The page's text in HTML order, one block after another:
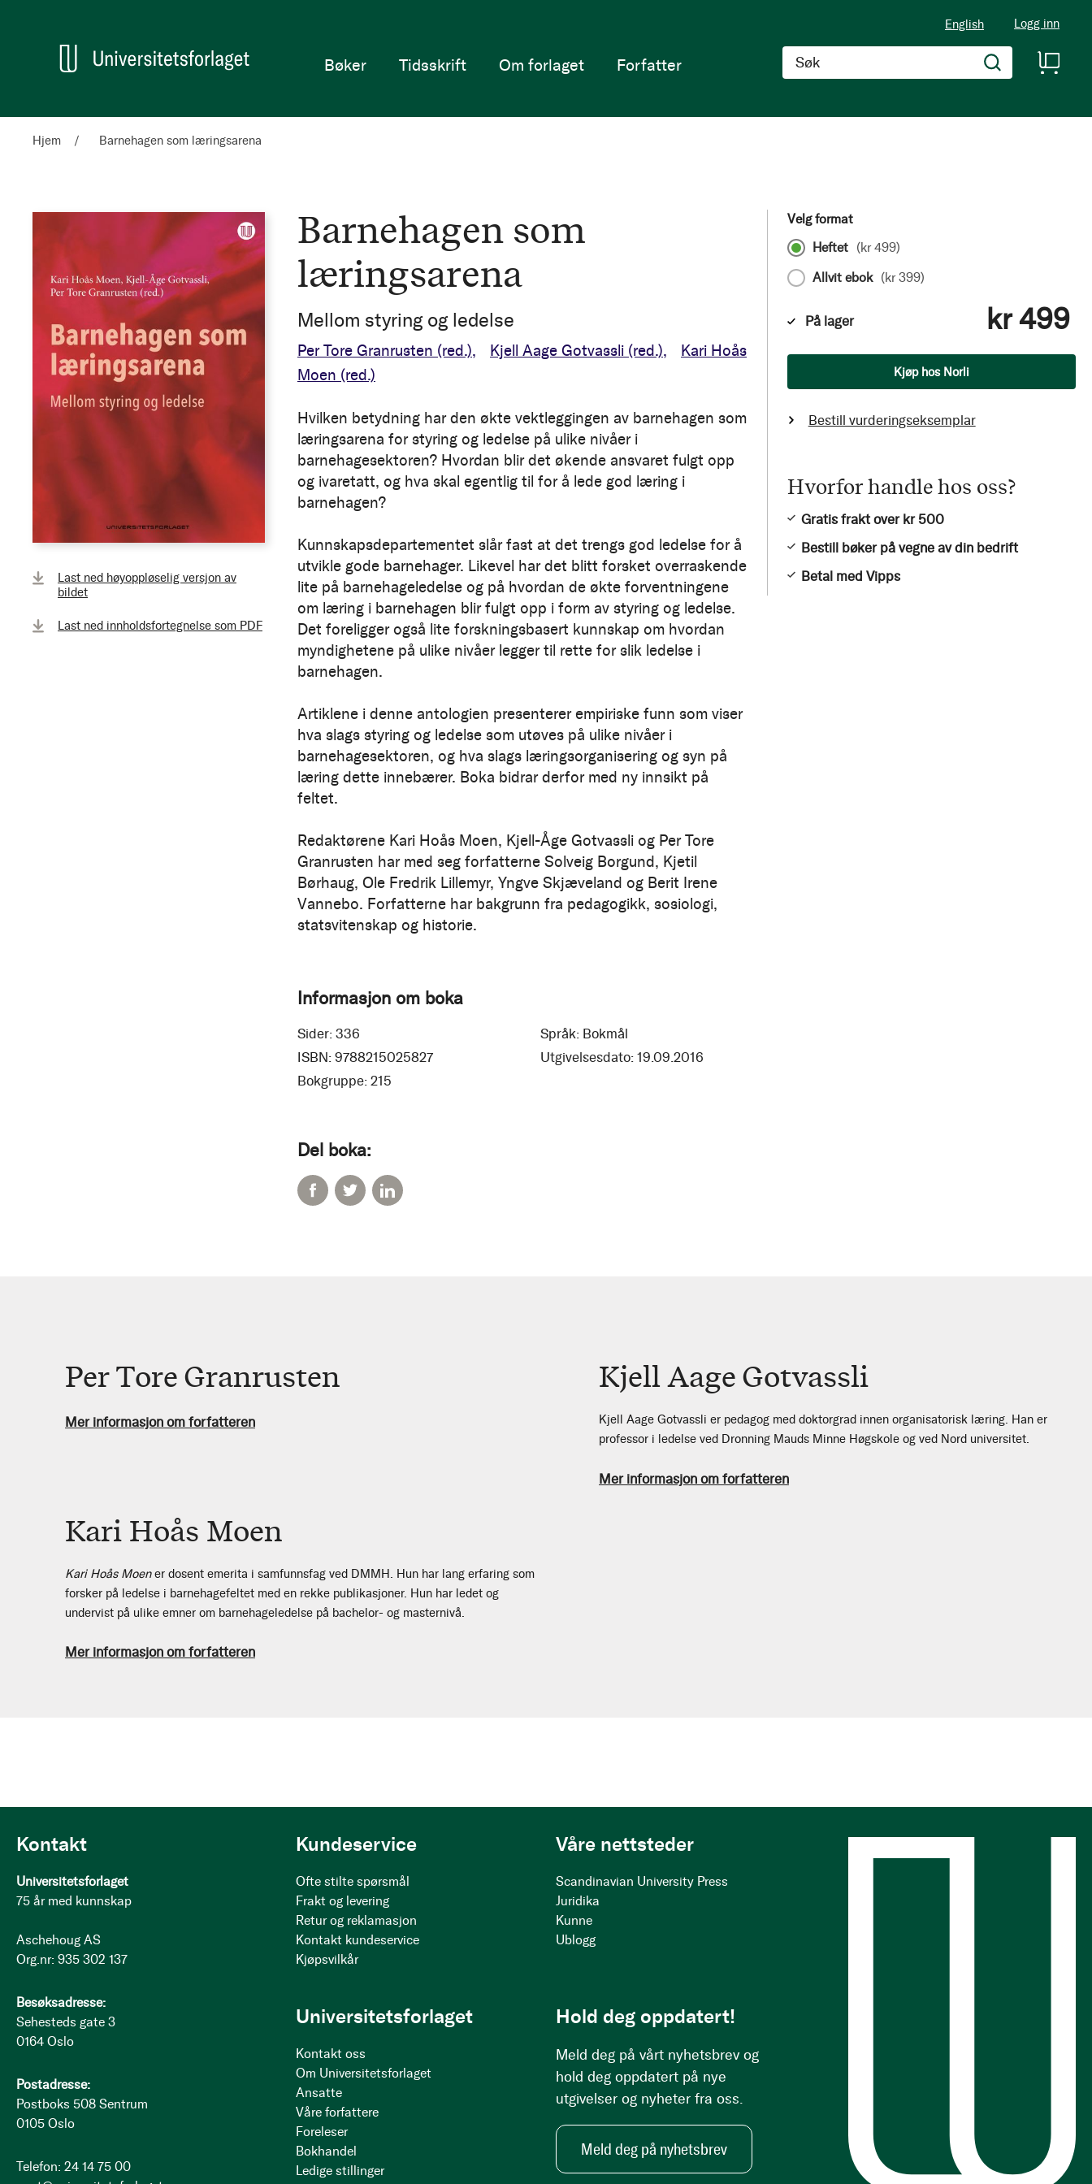
English Logg inn
Søk
Hjem
Bøker Tidsskrift Om forlaget Forfatter
Hjem Barnehagen som læringsarena
Last ned høyoppløselig versjon av
bildet
Last ned innholdsfortegnelse som PDF
Barnehagen som
læringsarena
Mellom styring og ledelse
Per Tore Granrusten (red.) Kjell Aage Gotvassli (red.)
Kari Hoås
Moen (red.)
Hvilken betydning har den økte vektleggingen av barnehagen som
læringsarena for styring og ledelse på ulike nivåer i
barnehagesektoren? Hvordan blir det økende ansvaret fulgt opp
og ivaretatt, og hva skal egentlig til for å lede god læring i
barnehagen?
Kunnskapsdepartementet slår fast at det trengs god ledelse for å
utvikle gode barnehager. Likevel har det blitt forsket overraskende
lite på barnehageledelse og på hvordan de økte forventningene
om læring i barnehagen blir fulgt opp i form av styring og ledelse.
Det foreligger også lite forskningsbasert kunnskap om hvordan
myndighetene på ulike nivåer legger til rette for slik ledelse i
barnehagen.
Artiklene i denne antologien presenterer empiriske funn som viser
hva slags styring og ledelse som utøves på ulike nivåer i
barnehagesektoren, og hva slags læringsorganisering og syn på
læring dette innebærer. Boka bidrar derfor med ny innsikt på
feltet.
Redaktørene Kari Hoås Moen, Kjell-Åge Gotvassli og Per Tore
Granrusten har med seg forfatterne Solveig Borgund, Kjetil
Børhaug, Ole Fredrik Lillemyr, Yngve Skjæveland og Berit Irene
Vannebo. Forfatterne har bakgrunn fra pedagogikk, sosiologi,
statsvitenskap og historie.
Informasjon om boka
Sider: 336 Språk: Bokmål
ISBN: 9788215025827 Utgivelsesdato: 19.09.2016
Bokgruppe: 215
Del boka:
Velg format
Heftet (kr 499)
Allvit ebok (kr 399)
På lager kr 499
Kjøp hos Norli
Bestill vurderingseksemplar
Hvorfor handle hos oss?
Gratis frakt over kr 500
Bestill bøker på vegne av din bedrift
Betal med Vipps
Per Tore Granrusten
Mer informasjon om forfatteren
Kjell Aage Gotvassli
Kjell Aage Gotvassli er pedagog med doktorgrad innen organisatorisk læring. Han er
professor i ledelse ved Dronning Mauds Minne Høgskole og ved Nord universitet.
Mer informasjon om forfatteren
Kari Hoås Moen
Kari Hoås Moener dosent emerita i samfunnsfag ved DMMH. Hun har lang erfaring som
forsker på ledelse i barnehagefeltet med en rekke publikasjoner. Hun har ledet og
undervist på ulike emner om barnehageledelse på bachelor- og masternivå.
Mer informasjon om forfatteren
Kontakt
Universitetsforlaget
75 år med kunnskap
Aschehoug AS
Org.nr: 935 302 137
Besøksadresse:
Sehesteds gate 3
0164 Oslo
Postadresse:
Postboks 508 Sentrum
0105 Oslo
Telefon: 24 14 75 00
Kundeservice
Ofte stilte spørsmål
Frakt og levering
Retur og reklamasjon
Kontakt kundeservice
Kjøpsvilkår
Våre nettsteder
Scandinavian University Press
Juridika
Kunne
Ublogg
Universitetsforlaget
Kontakt oss
Om Universitetsforlaget
Ansatte
Våre forfattere
Foreleser
Bokhandel
Ledige stillinger
Hold deg oppdatert!
Meld deg på vårt nyhetsbrev og
hold deg oppdatert på nye
utgivelser og nyheter fra oss.
Meld deg på nyhetsbrev